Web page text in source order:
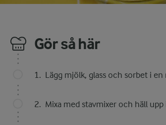
Gör så här
Lägg mjölk, glass och sorbet i
Mixa med stavmixer och häll upp